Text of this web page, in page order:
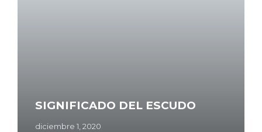
SIGNIFICADO DEL ESCUDO
diciembre 1, 2020